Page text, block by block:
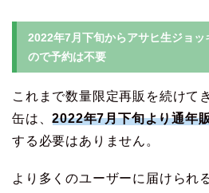
2022年7月下旬からアサヒ生ジョ
ので予約は不要
これまで数量限定再販を続けて
缶は、2022年7月下旬より通年
する必要はありません。
より多くのユーザーに届けられ